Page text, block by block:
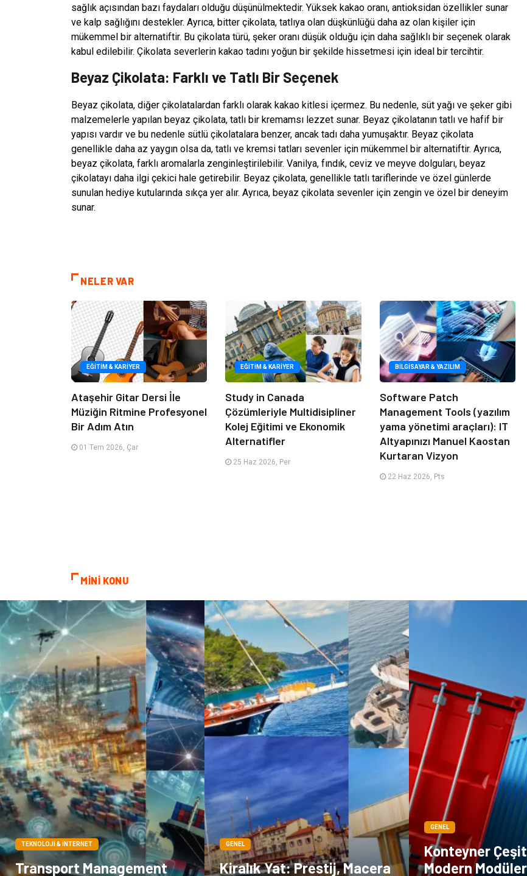
sağlık açısından bazı faydaları olduğu düşünülmektedir. Yüksek kakao oranı, antioksidan özellikler sunar
ve kalp sağlığını destekler. Ayrıca, bitter çikolata, tatlıya olan düşkünlüğü daha az olan kişiler için
mükemmel bir alternatiftir. Bu çikolata türü, şeker oranı düşük olduğu için daha sağlıklı bir seçenek olarak
kabul edilebilir. Çikolata severlerin kakao tadını yoğun bir şekilde hissetmesi için ideal bir tercihtir.
Beyaz Çikolata: Farklı ve Tatlı Bir Seçenek
Beyaz çikolata, diğer çikolatalardan farklı olarak kakao kitlesi içermez. Bu nedenle, süt yağı ve şeker gibi
malzemelerle yapılan beyaz çikolata, tatlı bir kremamsı lezzet sunar. Beyaz çikolatanın tatlı ve hafif bir
yapısı vardır ve bu nedenle sütlü çikolatalara benzer, ancak tadı daha yumuşaktır. Beyaz çikolata
genellikle daha az yaygın olsa da, tatlı ve kremsi tatları sevenler için mükemmel bir alternatiftir. Ayrıca,
beyaz çikolata, farklı aromalarla zenginleştirilebilir. Vanilya, fındık, ceviz ve meyve dolguları, beyaz
çikolatayı daha ilgi çekici hale getirebilir. Beyaz çikolata, genellikle tatlı tariflerinde ve özel günlerde
sunulan hediye kutularında sıkça yer alır. Ayrıca, beyaz çikolata sevenler için zengin ve özel bir deneyim
sunar.
NELER VAR
EĞITIM & KARIYER
Ataşehir Gitar Dersi İle
Müziğin Ritmine Profesyonel
Bir Adım Atın
01 Tem 2026, Çar
EĞITIM & KARIYER
Study in Canada
Çözümleriyle Multidisipliner
Kolej Eğitimi ve Ekonomik
Alternatifler
25 Haz 2026, Per
BILGISAYAR & YAZILIM
Software Patch
Management Tools (yazılım
yama yönetimi araçları): IT
Altyapınızı Manuel Kaostan
Kurtaran Vizyon
22 Haz 2026, Pts
MİNİ KONU
TEKNOLOJI & İNTERNET
Transport Management
GENEL
Kiralık Yat: Prestij, Macera
GENEL
Konteyner
Modern Modüler